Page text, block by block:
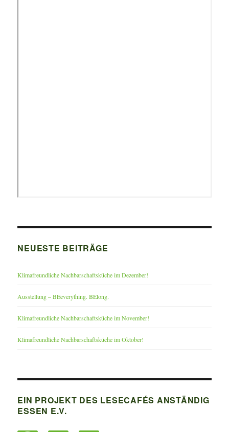
NEUESTE BEITRÄGE
Klimafreundliche Nachbarschaftsküche im Dezember!
Ausstellung – BEeverything. BElong.
Klimafreundliche Nachbarschaftsküche im November!
Klimafreundliche Nachbarschaftsküche im Oktober!
EIN PROJEKT DES LESECAFÉS ANSTÄNDIG
ESSEN E.V.